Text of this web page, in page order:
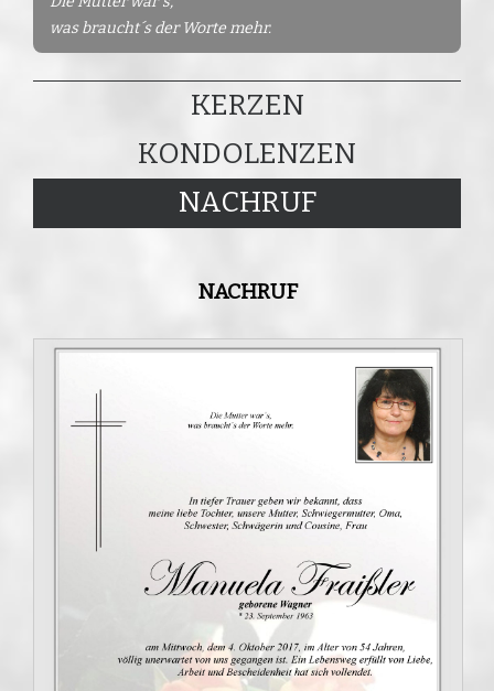
was braucht´s der Worte mehr.
KERZEN
KONDOLENZEN
NACHRUF
NACHRUF